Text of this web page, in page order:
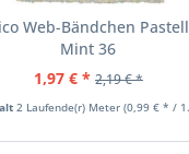
Web-Bändchen Pastell
Mint 36
1,97 € * 2,19 € *
2 Laufende(r) Meter(0,99 € * / 1 Laufende(r) Meter)